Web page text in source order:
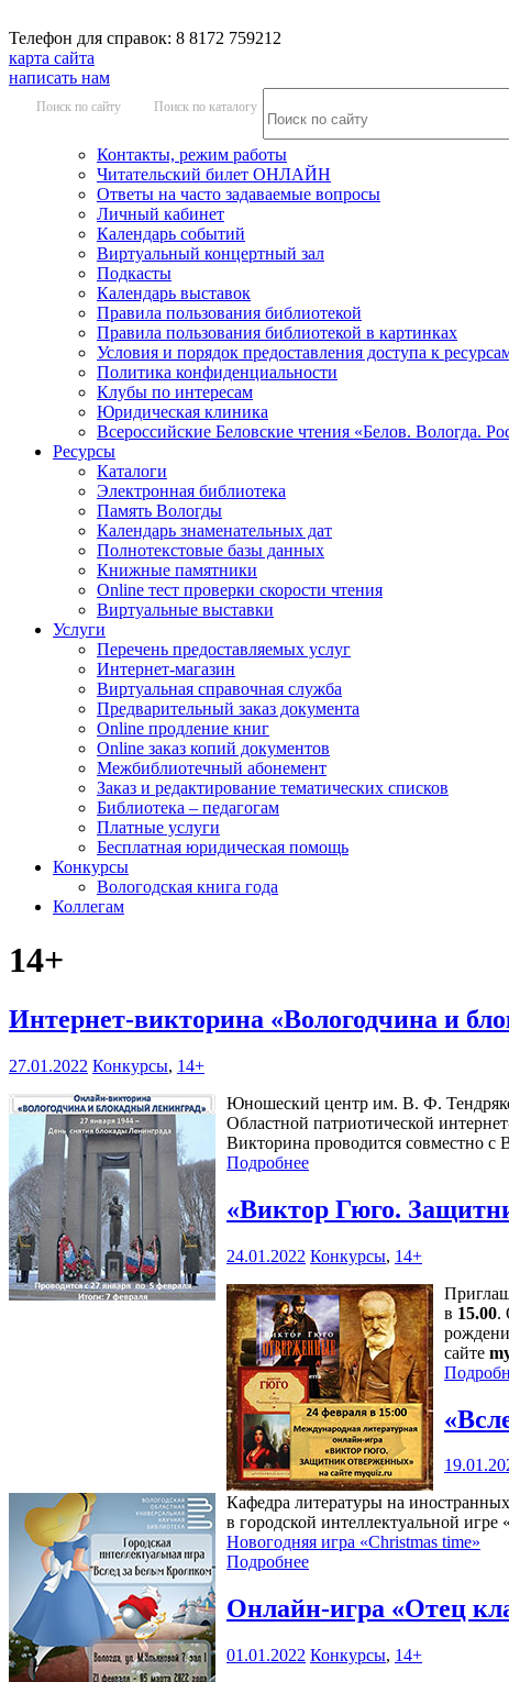
Телефон для справок: 8 8172 759212
карта сайта
написать нам
Поиск по сайту Поиск по каталогу
Контакты, режим работы
Читательский билет ОНЛАЙН
Ответы на часто задаваемые вопросы
Личный кабинет
Календарь событий
Виртуальный концертный зал
Подкасты
Календарь выставок
Правила пользования библиотекой
Правила пользования библиотекой в картинках
Условия и порядок предоставления доступа к
Политика конфиденциальности
Клубы по интересам
Юридическая клиника
Всероссийские Беловские чтения «Белов. Вологда.
Ресурсы
Каталоги
Электронная библиотека
Память Вологды
Календарь знаменательных дат
Полнотекстовые базы данных
Книжные памятники
Online тест проверки скорости чтения
Виртуальные выставки
Услуги
Перечень предоставляемых услуг
Интернет-магазин
Виртуальная справочная служба
Предварительный заказ документа
Online продление книг
Online заказ копий документов
Межбиблиотечный абонемент
Заказ и редактирование тематических списков
Библиотека – педагогам
Платные услуги
Бесплатная юридическая помощь
Конкурсы
Вологодская книга года
Коллегам
14+
Интернет-викторина «Вологодчина и
27.01.2022 Конкурсы, 14+
Юношеский центр им. В. Ф.
Областной патриотической
Викторина проводится совместно с
Подробнее
«Виктор Гюго.
24.01.2022 Конкурсы, 14+
в 15.00.
сайте
Кафедра литературы на
в городской интеллектуальной
Новогодняя игра «Christmas time»
Подробнее
Онлайн-игра «Отец
01.01.2022 Конкурсы, 14+